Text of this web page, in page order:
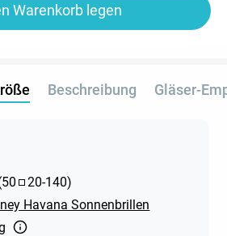
Warenkorb legen
Beschreibung Gläser-
50 20-140)
Havana Sonnenbrillen